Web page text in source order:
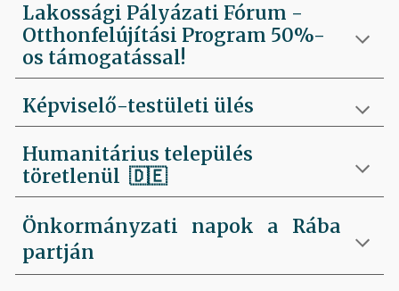
Lakossági Pályázati Fórum -
Otthonfelújítási Program 50%-
os támogatással!
Képviselő-testületi ülés
Humanitárius település
töretlenül🇩🇪
Önkormányzati napok a Rába
partján